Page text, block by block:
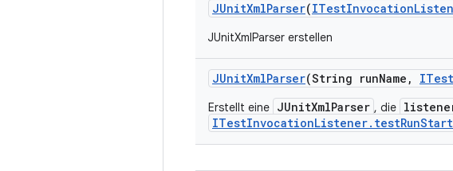
JUnitXmlParser(ITestInvocation
JUnitXmlParser erstellen
JUnitXmlParser(String runName , ITest
Erstellt eine JUnitXmlParser , die